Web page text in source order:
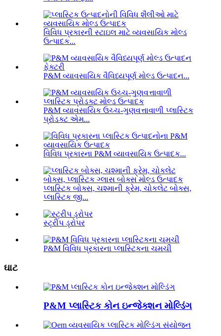
વિવિધ પ્રકારની સ્ટાઇલ માટે વ્યવસાયિક મોલ્ડ
ઉત્પાદક...
P&M વ્યાવસાયિક વૈવિધ્યપૂર્ણ મોલ્ડ ઉત્પાદન...
P&M વ્યાવસાયિક ઉચ્ચ-ગુણવત્તાવાળી પ્લાસ્ટિક
પ્રોડક્ટ એમ...
વિવિધ પ્રકારના P&M વ્યાવસાયિક ઉત્પાદક...
પ્લાસ્ટિક બોક્સ, ચશ્માની ફ્રેમ, ચોકલેટ બોક્સ,
પ્લાસ્ટિક જી...
સ્ટ્રીપ ડ્રોપર
P&M વિવિધ પ્રકારના પ્લાસ્ટિકના ચમચી
ઘાટ
P&M પ્લાસ્ટિક કોન ઇન્જેક્શન મોલ્ડિંગ